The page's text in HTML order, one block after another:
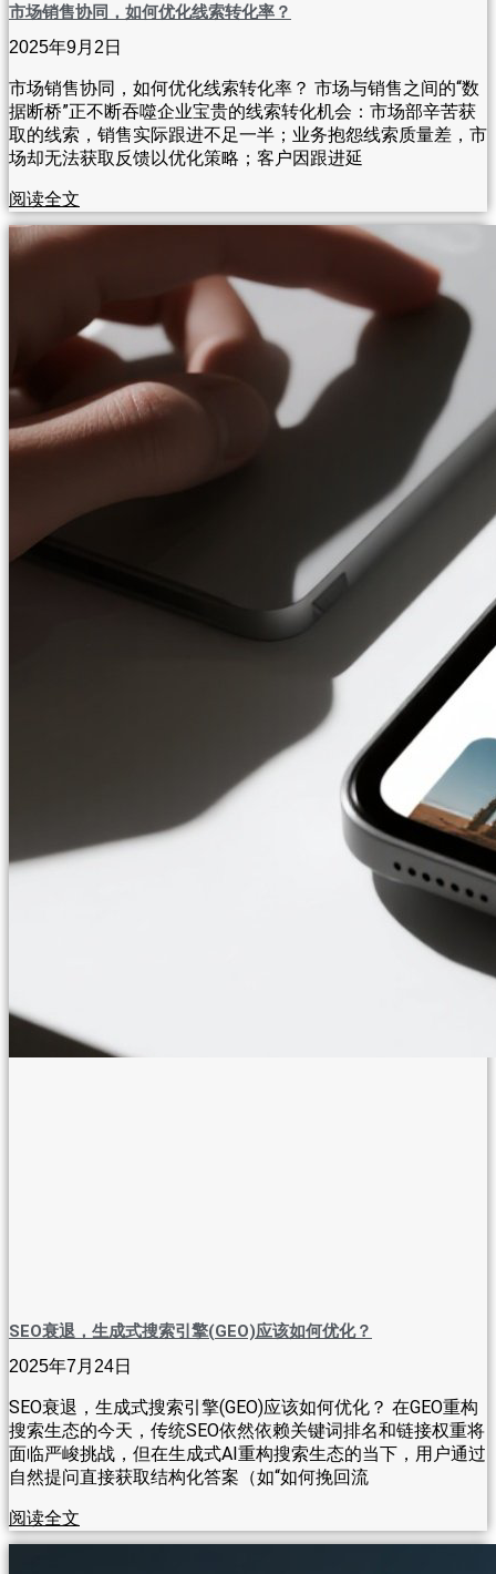
市场销售协同，如何优化线索转化率？
2025年9月2日
市场销售协同，如何优化线索转化率？ 市场与销售之间的“数
据断桥”正不断吞噬企业宝贵的线索转化机会：市场部辛苦获
取的线索，销售实际跟进不足一半；业务抱怨线索质量差，市
场却无法获取反馈以优化策略；客户因跟进延
阅读全文
SEO衰退，生成式搜索引擎(GEO)应该如何优化？
2025年7月24日
SEO衰退，生成式搜索引擎(GEO)应该如何优化？ 在GEO重构
搜索生态的今天，传统SEO依然依赖关键词排名和链接权重将
面临严峻挑战，但在生成式AI重构搜索生态的当下，用户通过
自然提问直接获取结构化答案（如“如何挽回流
阅读全文